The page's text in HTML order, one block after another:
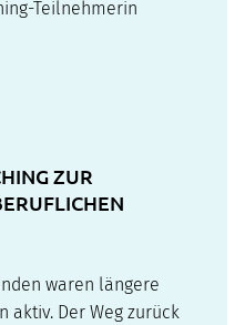
ZUR
waren längere
aktiv. Der Weg zurück